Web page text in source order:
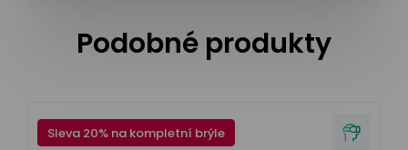
Podobné produkty
Sleva 20% na kompletní brýle